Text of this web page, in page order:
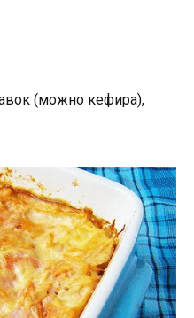
(можно кефира),